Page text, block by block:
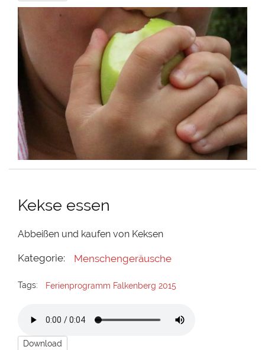
Kekse essen
Abbeißen und kaufen von Keksen
Kategorie: Menschengeräusche
Tags: Ferienprogramm Falkenberg 2015
Download